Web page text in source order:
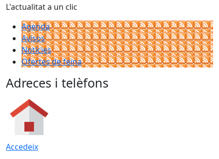
L'actualitat a un clic
Agenda
Avisos
Notícies
Ofertes de feina
Adreces i telèfons
Accedeix